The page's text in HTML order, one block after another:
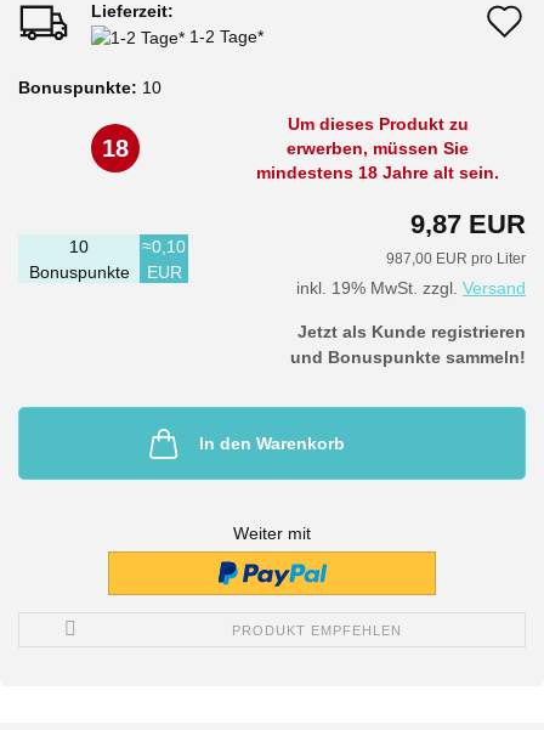
Lieferzeit:
1-2 Tage*
Bonuspunkte: 10
18
Um dieses Produkt zu
erwerben, müssen Sie
mindestens 18 Jahre alt sein.
9,87 EUR
987,00 EUR pro Liter
inkl. 19% MwSt. zzgl. Versand
10
Bonuspunkte
≈0,10
EUR
Jetzt als Kunde registrieren
und Bonuspunkte sammeln!
In den Warenkorb
Weiter mit
PRODUKT EMPFEHLEN